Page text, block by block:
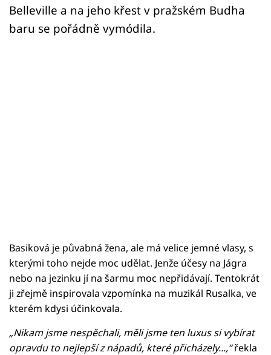
Belleville a na jeho křest v pražském Budha
baru se pořádně vymódila.
Basiková je půvabná žena, ale má velice jemné vlasy, s
kterými toho nejde moc udělat. Jenže účesy na Jágra
nebo na jezinku jí na šarmu moc nepřidávají. Tentokrát
ji zřejmě inspirovala vzpomínka na muzikál Rusalka, ve
kterém kdysi účinkovala.
„Nikam jsme nespěchali, měli jsme ten luxus si vybírat
opravdu to nejlepší z nápadů, které přicházely...,“řekla